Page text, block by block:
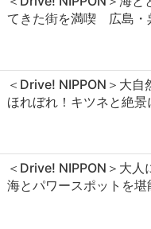
てきた街を満喫 広島・
＜Drive! NIPPON＞大自
ほれぼれ！キツネと絶
＜Drive! NIPPON＞大人
海とパワースポットを